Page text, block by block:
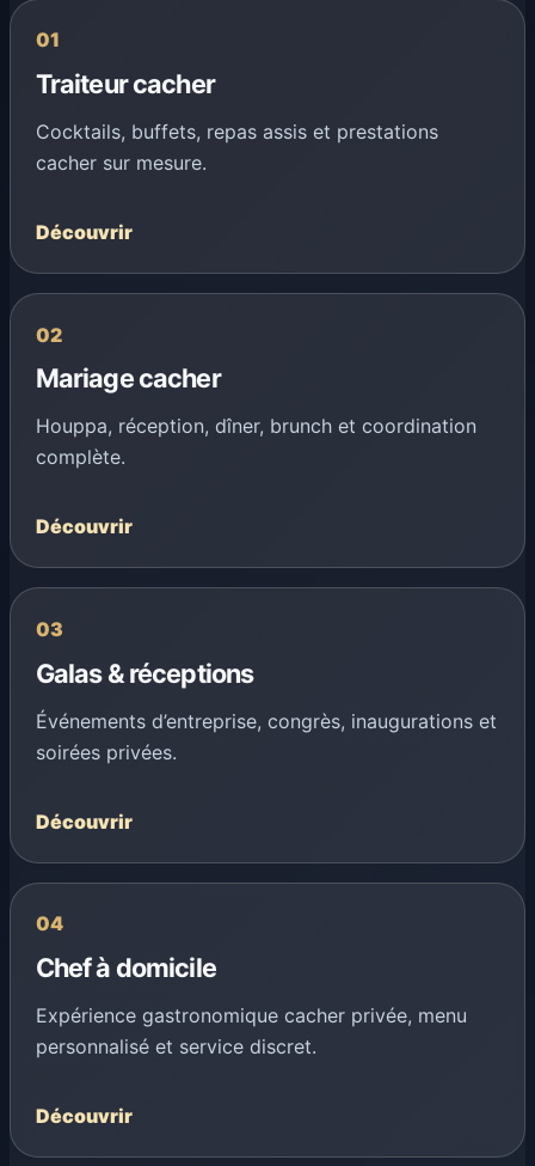
01
Traiteur cacher
Cocktails, buffets, repas assis et prestations
cacher sur mesure.
Découvrir
02
Mariage cacher
Houppa, réception, dîner, brunch et coordination
complète.
Découvrir
03
Galas & réceptions
Événements d’entreprise, congrès, inaugurations et
soirées privées.
Découvrir
04
Chef à domicile
Expérience gastronomique cacher privée, menu
personnalisé et service discret.
Découvrir